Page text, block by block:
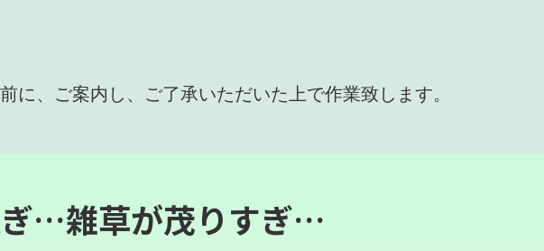
、ご案内し、ご了承いただいた上で作業致します。
…雑草が茂りすぎ…